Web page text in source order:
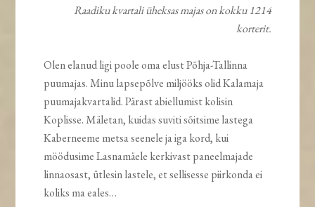
Raadiku kvartali üheksas majas on kokku 1214
korterit.
Olen elanud ligi poole oma elust Põhja-Tallinna
puumajas. Minu lapsepõlve miljööks olid Kalamaja
puumajakvartalid. Pärast abiellumist kolisin
Koplisse. Mäletan, kuidas suviti sõitsime lastega
Kaberneeme metsa seenele ja iga kord, kui
möödusime Lasnamäele kerkivast paneelmajade
linnaosast, ütlesin lastele, et sellisesse piirkonda ei
koliks ma eales…